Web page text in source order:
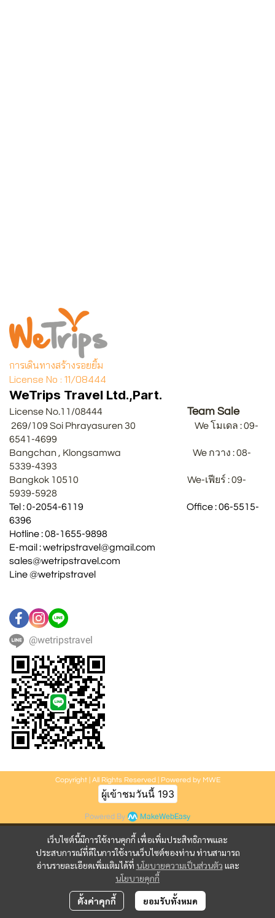
เว็บไซต์นี้มีการใช้งานคุกกี้ เพื่อเพิ่มประสิทธิภาพและ
ประสบการณ์ที่ดีในการใช้งานเว็บไซต์ของท่าน ท่านสามารถ
อ่านรายละเอียดเพิ่มเติมได้ที่ นโยบายความเป็นส่วนตัว และ
นโยบายคุกกี้
ตั้งค่าคุกกี้ ยอมรับทั้งหมด
การเดินทางสร้างรอยยิ้ม
License No : 11/08444
WeTrips Travel Ltd.,Part.
License No.11/08444 Team Sale
269/109 Soi Phrayasuren 30 We โมเดล : 09-
6541-4699
Bangchan , Klongsamwa We กวาง : 08-
5339-4393
Bangkok 10510 We-เฟียร์ : 09-
5939-5928
Tel : 0-2054-6119 Office : 06-5515-
6396
Hotline : 08-1655-9898
E-mail : wetripstravel@gmail.com
sales@wetripstravel.com
Line @wetripstravel
@wetripstravel
Copyright | All Rights Reserved | Powered by MWE
ผู้เข้าชมวันนี้ 193
Powered By MakeWebEasy